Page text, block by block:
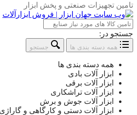
تامین تجهیزات صنعتی و پخش ابزار
جستجو در:
همه دسته بندی ها جستجو
همه دسته بندی ها
ابزار آلات بادی
ابزار آلات برقی
ابزار آلات تراشکاری
ابزار آلات جوش و برش
ابزار آلات دستی و کارگاهی و گاراژی